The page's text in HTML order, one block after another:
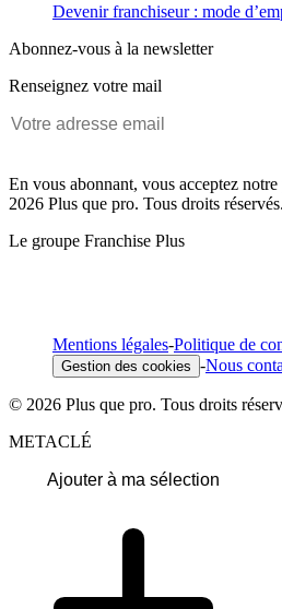
Devenir franchiseur : mode
Abonnez-vous à la newsletter
Renseignez votre mail
En vous abonnant, vous acceptez notre
2026 Plus que pro. Tous droits réservés.
Le groupe Franchise Plus
Mentions légales-Politique de
Gestion des cookies -Nous
© 2026 Plus que pro. Tous droits
METACLÉ
Ajouter à ma sélection